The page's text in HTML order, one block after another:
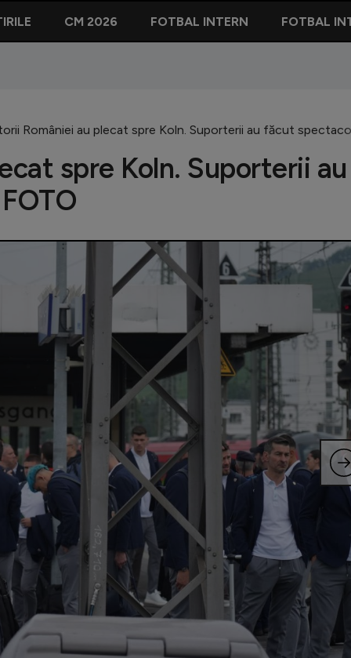
CM 2026 FOTBAL INTERN FOTBAL
României au plecat spre Koln. Suporterii au făcut spectacol
spre Koln. Suporterii au